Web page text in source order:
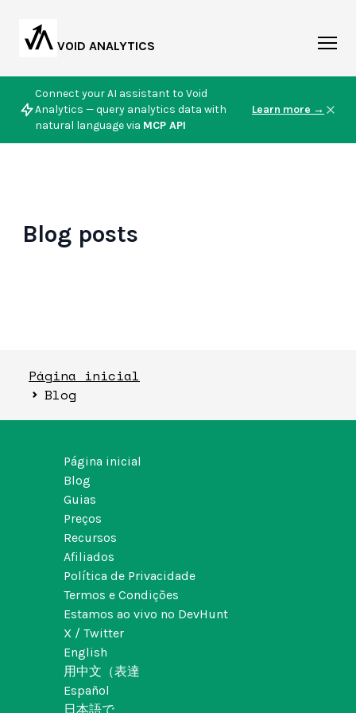
VOID ANALYTICS
Connect your AI assistant to Void
Analytics — query analytics data with
natural language via MCP API
Learn more →
Blog posts
Página inicial
Blog
Página inicial
Blog
Guias
Preços
Recursos
Afiliados
Política de Privacidade
Termos e Condições
Estamos ao vivo no DevHunt
X / Twitter
English
用中文（表達
Español
日本語で